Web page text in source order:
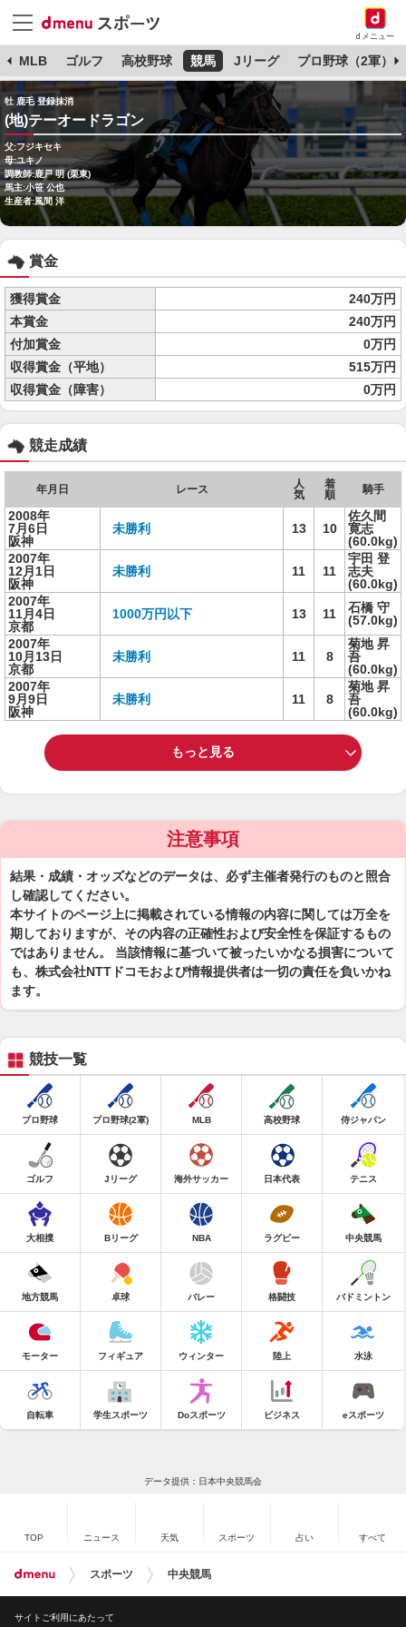
dメニュー
MLB ゴルフ 高校野球 競馬 Jリーグ プロ野球（2軍）
牡 鹿毛 登録抹消
(地)テーオードラゴン
父:フジキセキ
母:ユキノ
調教師:鹿戸 明 (栗東)
馬主:小笹 公也
生産者:風間 洋
賞金
獲得賞金
240万円
本賞金
240万円
付加賞金
0万円
収得賞金（平地）
515万円
収得賞金（障害）
0万円
競走成績
年月日 レース
人
気
着
順
騎手
2008年
7月6日
阪神
未勝利 13 10
佐久間
寛志
(60.0kg)
2007年
12月1日
阪神
未勝利 11 11
宇田 登
志夫
(60.0kg)
2007年
11月4日
京都
1000万円以下 13 11
石橋 守
(57.0kg)
2007年
10月13日
京都
未勝利 11 8
菊地 昇
吾
(60.0kg)
2007年
9月9日
阪神
未勝利 11 8
菊地 昇
吾
(60.0kg)
もっと見る
注意事項
結果・成績・オッズなどのデータは、必ず主催者発行のものと照合
し確認してください。
本サイトのページ上に掲載されている情報の内容に関しては万全を
期しておりますが、その内容の正確性および安全性を保証するもの
ではありません。 当該情報に基づいて被ったいかなる損害について
も、株式会社NTTドコモおよび情報提供者は一切の責任を負いかね
ます。
競技一覧
プロ野球 プロ野球(2軍) MLB 高校野球 侍ジャパン
ゴルフ Jリーグ 海外サッカー 日本代表 テニス
大相撲 Bリーグ NBA ラグビー 中央競馬
地方競馬 卓球 バレー 格闘技 バドミントン
モーター フィギュア ウィンター 陸上 水泳
自転車 学生スポーツ Doスポーツ ビジネス eスポーツ
データ提供：日本中央競馬会
TOP ニュース 天気 スポーツ 占い すべて
スポーツ 中央競馬
サイトご利用にあたって